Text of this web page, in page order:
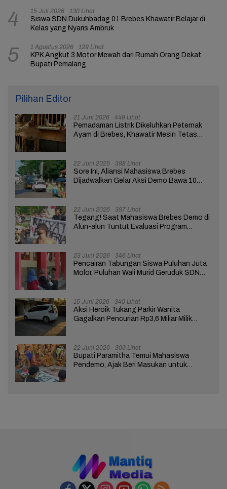
4 15 Juli 2026 130 Lihat
Siswa SDN Dukuhbadag 01 Brebes Khawatir Belajar di
Kelas yang Nyaris Ambruk
5 1 Agustus 2026 129 Lihat
KPK Angkut 3 Motor Mewah dari Rumah Orang Dekat
Bupati Pemalang
Pilihan Editor
21 Juni 2026 449 Lihat
Pemadaman Listrik Dikeluhkan Peternak
Ayam di Brebes, Khawatir Mesin Tetas
22 Juni 2026 388 Lihat
Sore Ini, Aliansi Mahasiswa Brebes
Dijadwalkan Gelar Aksi Demo Bawa 10
22 Juni 2026 387 Lihat
Tegang! Saat Mahasiswa Brebes Demo di
Alun-alun Tuntut Evaluasi Program
23 Juni 2026 346 Lihat
Pencairan Tabungan Siswa Puluhan Juta
Molor, Puluhan Wali Murid Geruduk SDN
15 Juni 2026 340 Lihat
Aksi Heroik Tukang Parkir Wanita
Gagalkan Pencurian Rp3,6 Miliar Milik
22 Juni 2026 309 Lihat
Bupati Paramitha Temui Mahasiswa
Pendemo, Ajak Beri Masukan untuk